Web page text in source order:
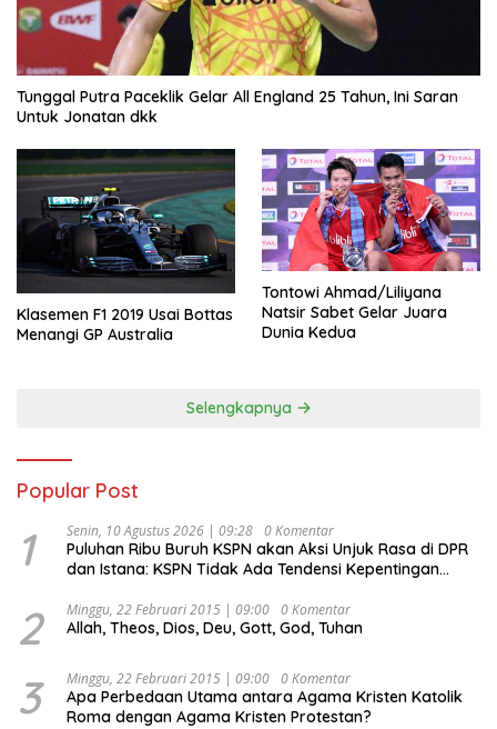
Tunggal Putra Paceklik Gelar All England 25 Tahun, Ini Saran
Untuk Jonatan dkk
Klasemen F1 2019 Usai Bottas
Menangi GP Australia
Tontowi Ahmad/Liliyana
Natsir Sabet Gelar Juara
Dunia Kedua
Selengkapnya
Popular Post
1 Senin, 10 Agustus 2026 | 09:28 0 Komentar
Puluhan Ribu Buruh KSPN akan Aksi Unjuk Rasa di DPR
dan Istana: KSPN Tidak Ada Tendensi Kepentingan
2 Minggu, 22 Februari 2015 | 09:00 0 Komentar
Allah, Theos, Dios, Deu, Gott, God, Tuhan
3 Minggu, 22 Februari 2015 | 09:00 0 Komentar
Apa Perbedaan Utama antara Agama Kristen Katolik
Roma dengan Agama Kristen Protestan?